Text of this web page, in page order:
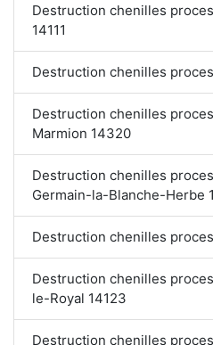
Destruction chenilles
14111
Destruction chenilles
Destruction chenilles
Marmion 14320
Destruction chenilles
Germain-la-Blanche-Herbe
Destruction chenilles
Destruction chenilles
le-Royal 14123
Destruction chenilles